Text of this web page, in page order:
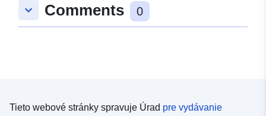
keyboard_arrow_down Comments 0
Tieto webové stránky spravuje Úrad pre vydávanie